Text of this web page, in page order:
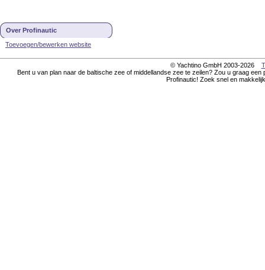
Over Profinautic
Toevoegen/bewerken website
© Yachtino GmbH 2003-2026
Bent u van plan naar de baltische zee of middellandse zee te zeilen? Zou u graag
Profinautic! Zoek snel en